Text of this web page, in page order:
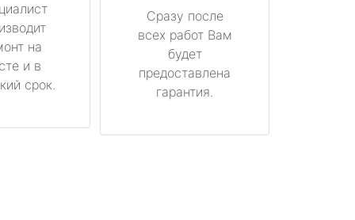
на
и в
срок.
Сразу после
всех работ Вам
будет
предоставлена
гарантия.